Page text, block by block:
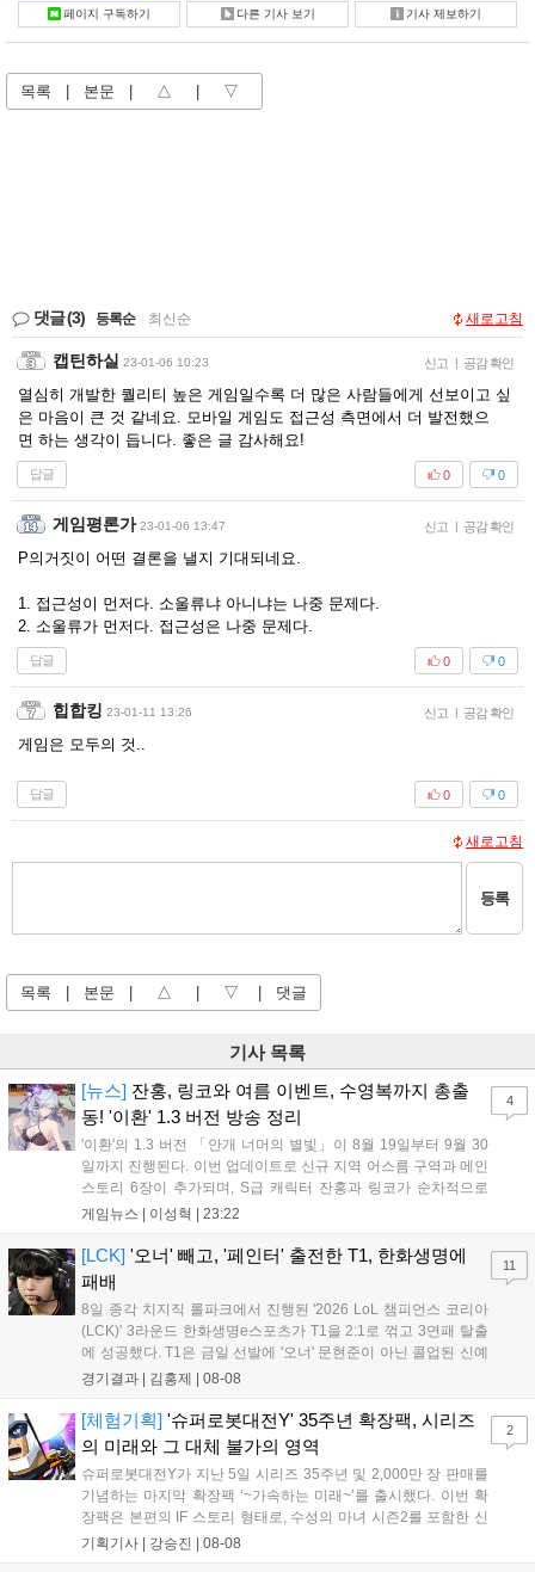
페이지 구독하기 다른 기사 보기 기사 제보하기
목록 본문 △ ▽
댓글(3) 등록순 최신순 새로고침
캡틴하실 23-01-06 10:23 신고 | 공감 확인
열심히 개발한 퀄리티 높은 게임일수록 더 많은 사람들에게 선보이고 싶
은 마음이 큰 것 같네요. 모바일 게임도 접근성 측면에서 더 발전했으
면 하는 생각이 듭니다. 좋은 글 감사해요!
답글 0
0
게임평론가 23-01-06 13:47 신고 | 공감 확인
P의거짓이 어떤 결론을 낼지 기대되네요.
1. 접근성이 먼저다. 소울류냐 아니냐는 나중 문제다.
2. 소울류가 먼저다. 접근성은 나중 문제다.
답글 0
0
힙합킹 23-01-11 13:26 신고 | 공감 확인
게임은 모두의 것..
답글 0
0
새로고침
등록
목록 본문 △ ▽ 댓글
기사 목록
[뉴스] 잔홍, 링코와 여름 이벤트, 수영복까지 총출
동! '이환' 1.3 버전 방송 정리
'이환'의 1.3 버전 「안개 너머의 별빛」이 8월 19일부터 9월 30
일까지 진행된다. 이번 업데이트로 신규 지역 어스름 구역과 메인
스토리 6장이 추가되며, S급 캐릭터 잔홍과 링코가 순차적으로
등장한다. 여름 시즌을 맞아 비치발리볼, 수상 오토바이 등 다채
의성도 강화된다. 8월 11일까지 사용 가능한 교환 코드 3종이 제
공되며, 상세 일정은 공식 채널을 통해 확인할 수 있다....
게임뉴스 | 이성혁 23:22
4
[LCK] '오너' 빼고, '페인터' 출전한 T1, 한화생명에
패배
8일 종각 치지직 롤파크에서 진행된 '2026 LoL 챔피언스 코리아
(LCK)' 3라운드 한화생명e스포츠가 T1을 2:1로 꺾고 3연패 탈출
에 성공했다. T1은 금일 선발에 '오너' 문현준이 아닌 콜업된 신예
'페인터' 김은후를 투입했지만, 결국 1:2로 패배하고 말았다. T1은
을 빼냈다....
경기결과 | 김홍제 08-08
11
[체험기획] '슈퍼로봇대전Y' 35주년 확장팩, 시리즈
의 미래와 그 대체 불가의 영역
슈퍼로봇대전Y가 지난 5일 시리즈 35주년 및 2,000만 장 판매를
기념하는 마지막 확장팩 ‘~가속하는 미래~’를 출시했다. 이번 확
장팩은 본편의 IF 스토리 형태로, 수성의 마녀 시즌2를 포함한 신
규 참전작과 크로스오버 합체기를 선보이며 작품을 완결 짓는다.
기획기사 | 강승진 08-08
2